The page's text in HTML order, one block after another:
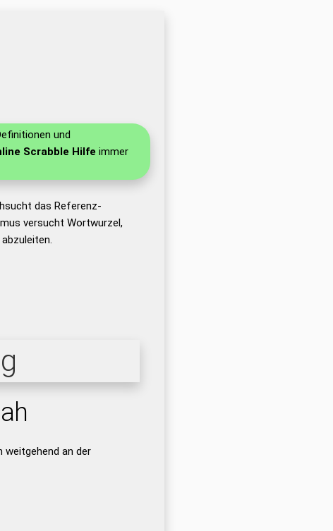
und
Scrabble Hilfe immer
das Referenz-
versucht Wortwurzel,
weitgehend an der